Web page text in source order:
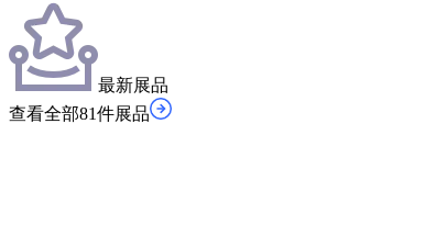
最新展品
查看全部81件展品